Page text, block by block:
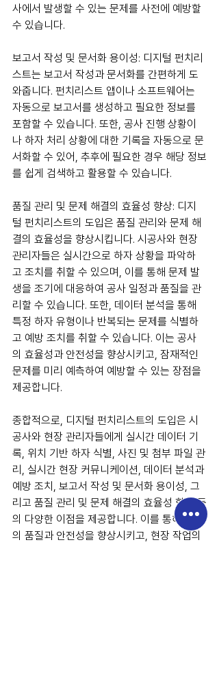
사에서 발생할 수 있는 문제를 사전에 예방할
수 있습니다.
보고서 작성 및 문서화 용이성: 디지털 펀치리
스트는 보고서 작성과 문서화를 간편하게 도
와줍니다. 펀치리스트 앱이나 소프트웨어는
자동으로 보고서를 생성하고 필요한 정보를
포함할 수 있습니다. 또한, 공사 진행 상황이
나 하자 처리 상황에 대한 기록을 자동으로 문
서화할 수 있어, 추후에 필요한 경우 해당 정보
를 쉽게 검색하고 활용할 수 있습니다.
품질 관리 및 문제 해결의 효율성 향상: 디지
털 펀치리스트의 도입은 품질 관리와 문제 해
결의 효율성을 향상시킵니다. 시공사와 현장
관리자들은 실시간으로 하자 상황을 파악하
고 조치를 취할 수 있으며, 이를 통해 문제 발
생을 조기에 대응하여 공사 일정과 품질을 관
리할 수 있습니다. 또한, 데이터 분석을 통해
특정 하자 유형이나 반복되는 문제를 식별하
고 예방 조치를 취할 수 있습니다. 이는 공사
의 효율성과 안전성을 향상시키고, 잠재적인
문제를 미리 예측하여 예방할 수 있는 장점을
제공합니다.
종합적으로, 디지털 펀치리스트의 도입은 시
공사와 현장 관리자들에게 실시간 데이터 기
록, 위치 기반 하자 식별, 사진 및 첨부 파일 관
리, 실시간 현장 커뮤니케이션, 데이터 분석과
예방 조치, 보고서 작성 및 문서화 용이성, 그
리고 품질 관리 및 문제 해결의 효율성 향상 등
의 다양한 이점을 제공합니다. 이를 통해 공사
의 품질과 안전성을 향상시키고, 현장 작업의